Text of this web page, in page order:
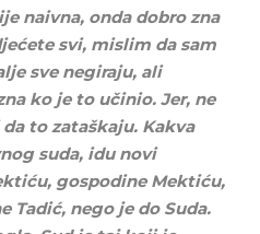
naivna, onda dobro zna
svi, mislim da sam
sve negiraju, ali
ko je to učinio. Jer, ne
to zataškaju. Kakva
suda, idu novi
gospodine Mektiću,
Tadić, nego je do Suda.